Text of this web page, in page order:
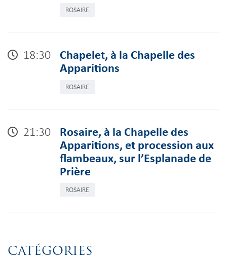
ROSAIRE
18:30 Chapelet, à la Chapelle des
Apparitions
ROSAIRE
21:30 Rosaire, à la Chapelle des
Apparitions, et procession aux
flambeaux, sur l’Esplanade de
Prière
ROSAIRE
CATÉGORIES